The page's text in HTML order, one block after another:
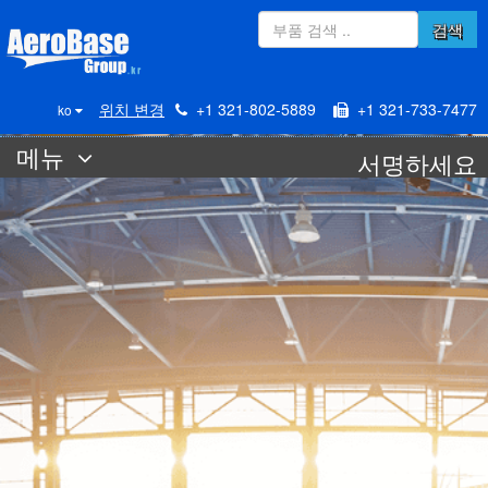
ko 위치 변경 +1 321-802-5889 +1 321-733-7477
검색
메뉴 서명하세요